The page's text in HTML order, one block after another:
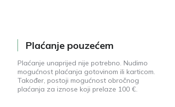
Plaćanje pouzećem
Plaćanje unaprijed nije potrebno. Nudimo
mogućnost plaćanja gotovinom ili karticom.
Također, postoji mogućnost obročnog
plaćanja za iznose koji prelaze 100 €.